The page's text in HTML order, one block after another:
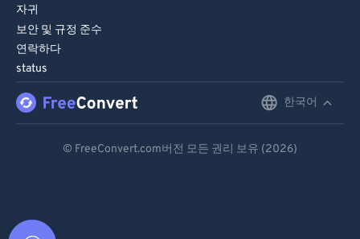
자귀
보안 및 규정 준수
연락하다
status
한국어
© FreeConvert.com버전 모든 권리 보유 (2026)